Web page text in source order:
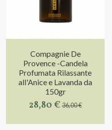
Compagnie De
Provence -Candela
Profumata Rilassante
all'Anice e Lavanda da
150gr
28,80 €36,00 €